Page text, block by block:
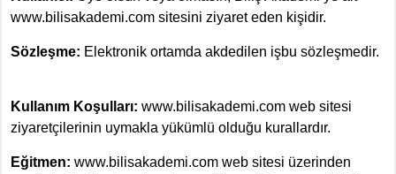
www.bilisakademi.com sitesini ziyaret eden kişidir.
Sözleşme: Elektronik ortamda akdedilen işbu sözleşmedir.
Kullanım Koşulları: www.bilisakademi.com web sitesi
ziyaretçilerinin uymakla yükümlü olduğu kurallardır.
Eğitmen: www.bilisakademi.com web sitesi üzerinden